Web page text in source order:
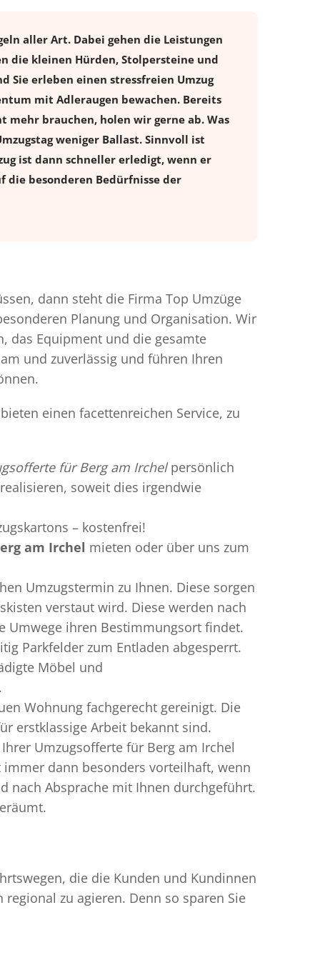
aller Art. Dabei gehen die Leistungen
die kleinen Hürden, Stolpersteine und
Sie erleben einen stressfreien Umzug
mit Adleraugen bewachen. Bereits
mehr brauchen, holen wir gerne ab. Was
weniger Ballast. Sinnvoll ist
ist dann schneller erledigt, wenn er
die besonderen Bedürfnisse der
dann steht die Firma Top Umzüge
Planung und Organisation. Wir
das Equipment und die gesamte
und zuverlässig und führen Ihren
einen facettenreichen Service, zu
für Berg am Irchelpersönlich
soweit dies irgendwie
– kostenfrei!
am Irchel mieten oder über uns zum
Umzugstermin zu Ihnen. Diese sorgen
verstaut wird. Diese werden nach
Umwege ihren Bestimmungsort findet.
Parkfelder zum Entladen abgesperrt.
Möbel und
Wohnung fachgerecht gereinigt. Die
erstklassige Arbeit bekannt sind.
Umzugsofferte für Berg am Irchel
dann besonders vorteilhaft, wenn
nach Absprache mit Ihnen durchgeführt.
die die Kunden und Kundinnen
zu agieren. Denn so sparen Sie